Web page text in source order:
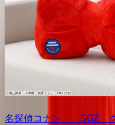
名探偵コナン SGZ ク